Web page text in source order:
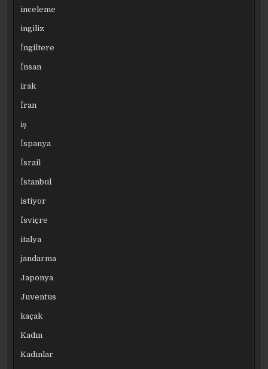
inceleme
ingiliz
İngiltere
İnsan
irak
İran
iş
İspanya
İsrail
İstanbul
istiyor
İsviçre
italya
jandarma
Japonya
Juventus
kaçak
Kadın
Kadınlar